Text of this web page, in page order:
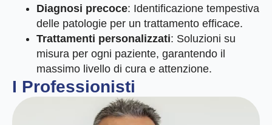
Diagnosi precoce: Identificazione tempestiva
delle patologie per un trattamento efficace.
Trattamenti personalizzati: Soluzioni su
misura per ogni paziente, garantendo il
massimo livello di cura e attenzione.
I Professionisti